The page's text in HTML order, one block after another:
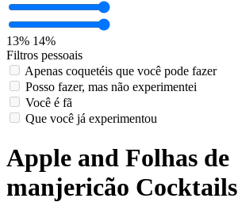
13% 14%
Filtros pessoais
Apenas coquetéis que você pode fazer
Posso fazer, mas não experimentei
Você é fã
Que você já experimentou
Apple and Folhas de
manjericão Cocktails